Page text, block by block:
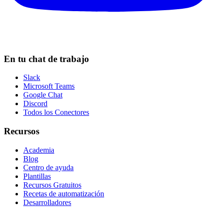
En tu chat de trabajo
Slack
Microsoft Teams
Google Chat
Discord
Todos los Conectores
Recursos
Academia
Blog
Centro de ayuda
Plantillas
Recursos Gratuitos
Recetas de automatización
Desarrolladores